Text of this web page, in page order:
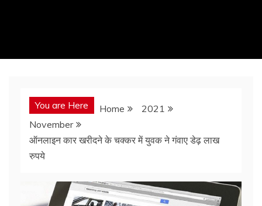
You are Here Home
2021
November
ऑनलाइन कार खरीदने के चक्कर में युवक ने गंवाए डेढ़ लाख
रुपये